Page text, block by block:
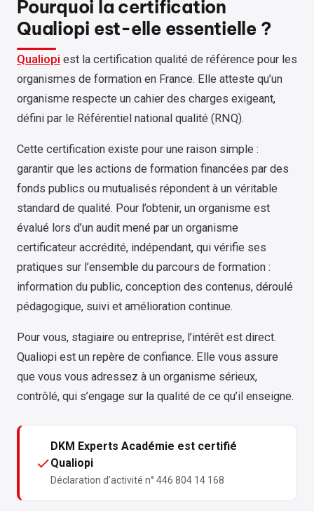
Pourquoi la certification
Qualiopi est-elle essentielle ?
Qualiopi est la certification qualité de référence pour les
organismes de formation en France. Elle atteste qu’un
organisme respecte un cahier des charges exigeant,
défini par le Référentiel national qualité (RNQ).
Cette certification existe pour une raison simple :
garantir que les actions de formation financées par des
fonds publics ou mutualisés répondent à un véritable
standard de qualité. Pour l’obtenir, un organisme est
évalué lors d’un audit mené par un organisme
certificateur accrédité, indépendant, qui vérifie ses
pratiques sur l’ensemble du parcours de formation :
information du public, conception des contenus, déroulé
pédagogique, suivi et amélioration continue.
Pour vous, stagiaire ou entreprise, l’intérêt est direct.
Qualiopi est un repère de confiance. Elle vous assure
que vous vous adressez à un organisme sérieux,
contrôlé, qui s’engage sur la qualité de ce qu’il enseigne.
DKM Experts Académie est certifié
Qualiopi
Déclaration d’activité n° 446 804 14 168